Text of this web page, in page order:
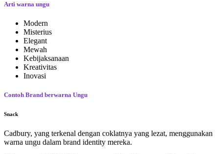
Arti warna ungu
Modern
Misterius
Elegant
Mewah
Kebijaksanaan
Kreativitas
Inovasi
Contoh Brand berwarna Ungu
Snack
Cadbury, yang terkenal dengan coklatnya yang lezat, menggunakan
warna ungu dalam brand identity mereka.